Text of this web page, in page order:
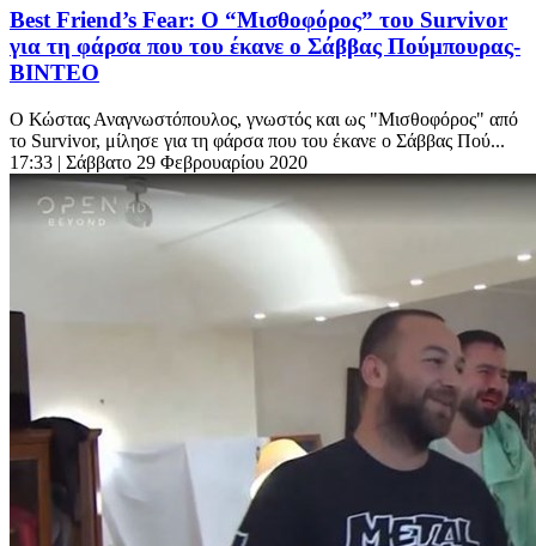
Best Friend’s Fear: Ο “Μισθοφόρος” του Survivor
για τη φάρσα που του έκανε ο Σάββας Πούμπουρας-
ΒΙΝΤΕΟ
Ο Κώστας Αναγνωστόπουλος, γνωστός και ως "Μισθοφόρος" από
το Survivor, μίλησε για τη φάρσα που του έκανε ο Σάββας Πού...
17:33 | Σάββατο 29 Φεβρουαρίου 2020